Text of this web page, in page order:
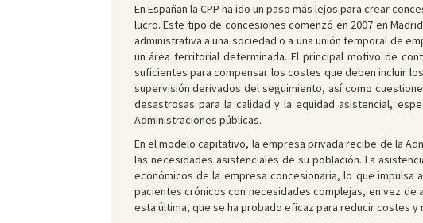
En Españan la CPP ha ido un paso más lejos para crear
lucro. Este tipo de concesiones comenzó en 2007 en
administrativa a una sociedad o a una unión temporal de
un área territorial determinada. El principal motivo de
suficientes para compensar los costes que deben incluir
supervisión derivados del seguimiento, así como
desastrosas para la calidad y la equidad asistencial,
Administraciones públicas.
En el modelo capitativo, la empresa privada recibe de la
las necesidades asistenciales de su población. La
económicos de la empresa concesionaria, lo que
pacientes crónicos con necesidades complejas, en vez
esta última, que se ha probado eficaz para reducir costes